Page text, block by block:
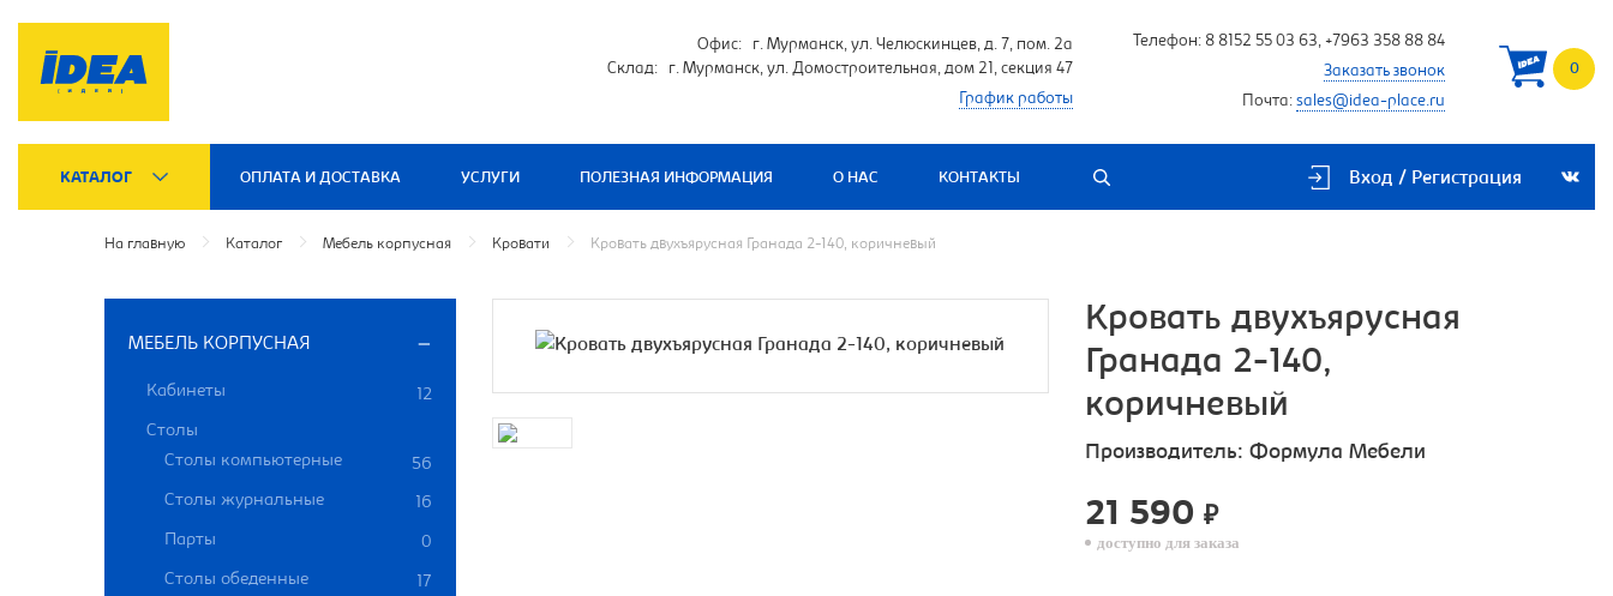
Офис: г. Мурманск, ул. Челюскинцев, д. 7, пом. 2а
Склад: г. Мурманск, ул. Домостроительная, дом 21, секция 47
График работы
Телефон: 8 8152 55 03 63, +7963 358 88 84
Заказать звонок
Почта: sales@idea-place.ru
0
КАТАЛОГ ОПЛАТА И ДОСТАВКА УСЛУГИ ПОЛЕЗНАЯ ИНФОРМАЦИЯ О НАС КОНТАКТЫ Вход / Регистрация
На главную Каталог Мебель корпусная Кровати Кровать двухъярусная Гранада 2-140, коричневый
МЕБЕЛЬ КОРПУСНАЯ
Кабинеты
12
Столы
Столы компьютерные
56
Столы журнальные
16
Парты 0
Столы обеденные 17
Кровать двухъярусная
Гранада 2-140,
коричневый
Производитель: Формула Мебели
21 590 ₽
доступно для заказа